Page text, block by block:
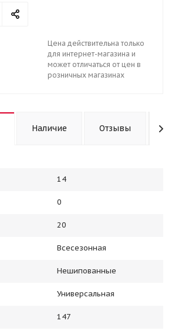
Цена действительна только
для интернет-магазина и
может отличаться от цен в
розничных магазинах
Наличие Отзывы
14
0
20
Всесезонная
Нешипованные
Универсальная
147